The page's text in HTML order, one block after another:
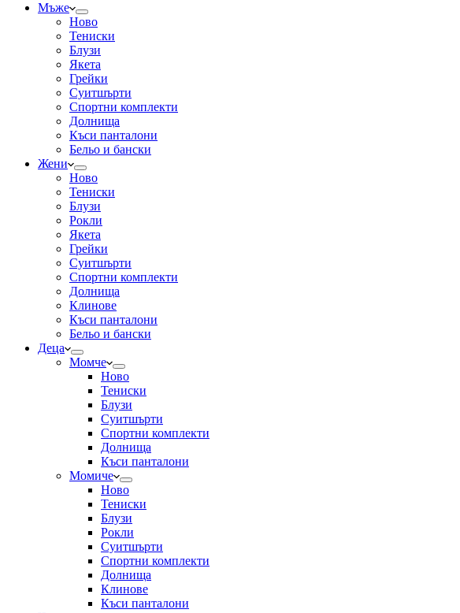
Мъже
Ново
Тениски
Блузи
Якета
Грейки
Суитшърти
Спортни комплекти
Долнища
Къси панталони
Бельо и бански
Жени
Ново
Тениски
Блузи
Рокли
Якета
Грейки
Суитшърти
Спортни комплекти
Долнища
Клинове
Къси панталони
Бельо и бански
Деца
Момче
Ново
Тениски
Блузи
Суитшърти
Спортни комплекти
Долнища
Къси панталони
Момиче
Ново
Тениски
Блузи
Рокли
Суитшърти
Спортни комплекти
Долнища
Клинове
Къси панталони